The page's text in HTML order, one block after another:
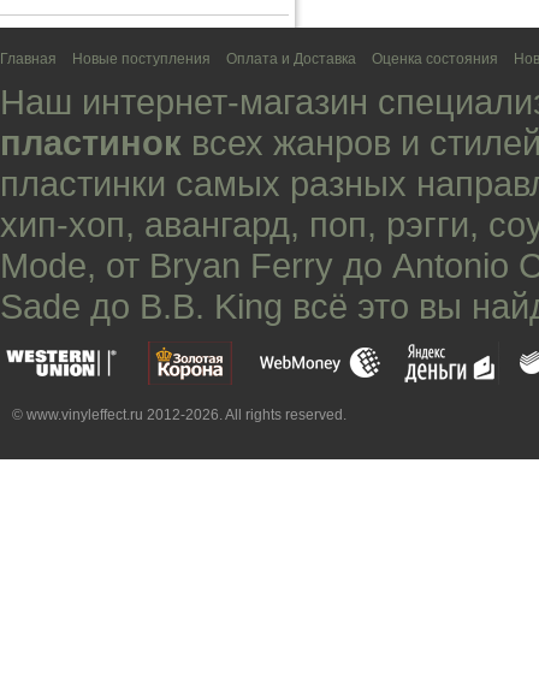
Главная Новые поступления Оплата и Доставка Оценка состояния
Наш интернет-магазин
пластинок всех жанров и
пластинки самых разных
хип-хоп, авангард, поп, рэгги,
Mode, от Bryan Ferry до Antonio
Sade до B.B. King всё это вы
© www.vinyleffect.ru 2012-2026. All rights reserved.